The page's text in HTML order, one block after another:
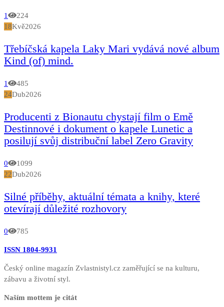
1
224
18Kvě2026
Třebíčská kapela Laky Mari vydává nové album
Kind (of) mind.
1
485
24Dub2026
Producenti z Bionautu chystají film o Emě
Destinnové i dokument o kapele Lunetic a
posilují svůj distribuční label Zero Gravity
0
1099
22Dub2026
Silné příběhy, aktuální témata a knihy, které
otevírají důležité rozhovory
0 785
ISSN 1804-9931
Český online magazín Zvlastnistyl.cz zaměřující se na kulturu,
zábavu a životní styl.
Naším mottem je citát